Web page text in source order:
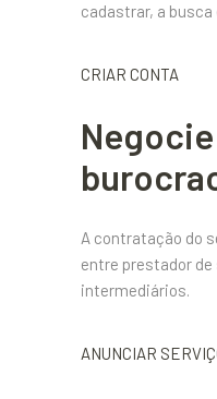
cadastrar, a busca
CRIAR CONTA
A contratação do
entre prestador
intermediários.
ANUNCIAR